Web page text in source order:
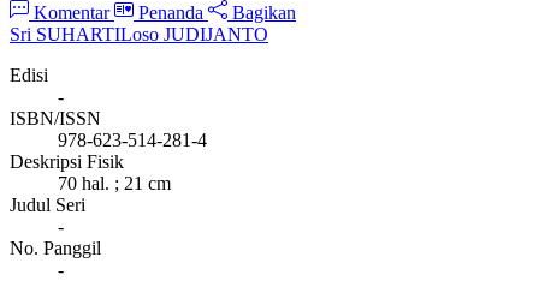
Komentar Penanda
Bagikan
Sri SUHARTILoso JUDIJANTO
Edisi
-
ISBN/ISSN
978-623-514-281-4
Deskripsi Fisik
70 hal. ; 21 cm
Judul Seri
-
No. Panggil
-